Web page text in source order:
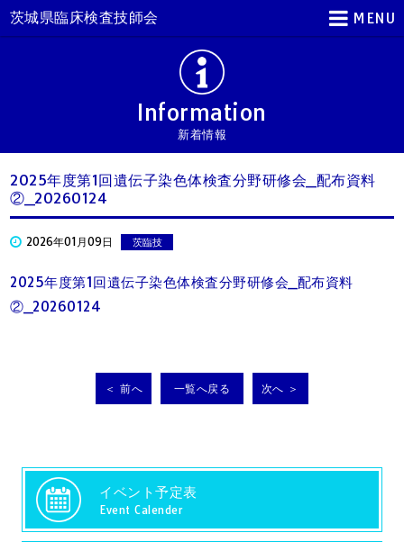
MENU
茨城県臨床検査技師会
Information
新着情報
2025年度第1回遺伝子染色体検査分野研修会_配布資料
②_20260124
2026年01月09日 茨臨技
2025年度第1回遺伝子染色体検査分野研修会_配布資料
②_20260124
＜ 前へ 一覧へ戻る 次へ ＞
イベント予定表
Event Calender